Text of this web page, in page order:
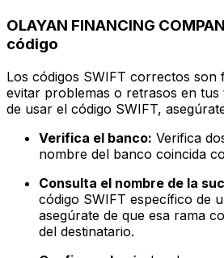
OLAYAN FINANCING
código
Los códigos SWIFT correctos son
evitar problemas o retrasos en tus
de usar el código SWIFT,
Verifica el banco: Verifica
nombre del banco coincida
Consulta el nombre de la
código SWIFT específico de
asegúrate de que esa rama
del destinatario.